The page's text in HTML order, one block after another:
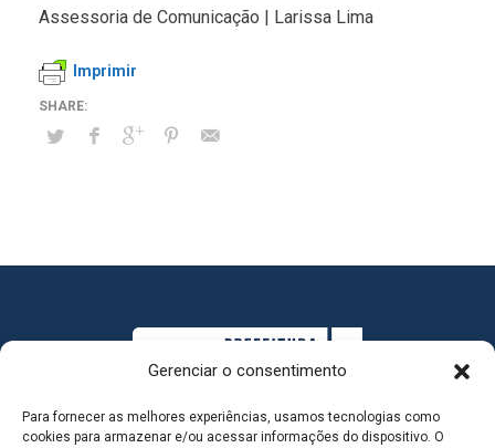
Gerenciar o consentimento
Para fornecer as melhores experiências, usamos tecnologias como
cookies para armazenar e/ou acessar informações do dispositivo. O
Assessoria de Comunicação | Larissa Lima
Imprimir